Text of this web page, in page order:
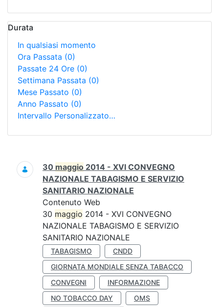
Durata
In qualsiasi momento
Ora Passata (0)
Passate 24 Ore (0)
Settimana Passata (0)
Mese Passato (0)
Anno Passato (0)
Intervallo Personalizzato…
Ricerca
30 maggio 2014 - XVI CONVEGNO
NAZIONALE TABAGISMO E SERVIZIO
SANITARIO NAZIONALE
Contenuto Web
30 maggio 2014 - XVI CONVEGNO
NAZIONALE TABAGISMO E SERVIZIO
SANITARIO NAZIONALE
TABAGISMO
CNDD
GIORNATA MONDIALE SENZA TABACCO
CONVEGNI
INFORMAZIONE
NO TOBACCO DAY
OMS